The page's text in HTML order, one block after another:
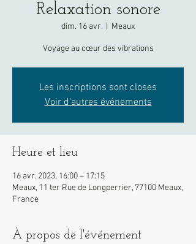
Relaxation sonore
dim. 16 avr. Meaux
Voyage au cœur des vibrations
Les inscriptions sont closes
Voir d'autres événements
Heure et lieu
16 avr. 2023, 16:00 – 17:15
Meaux, 11 ter Rue de Longperrier, 77100 Meaux,
France
À propos de l'événement